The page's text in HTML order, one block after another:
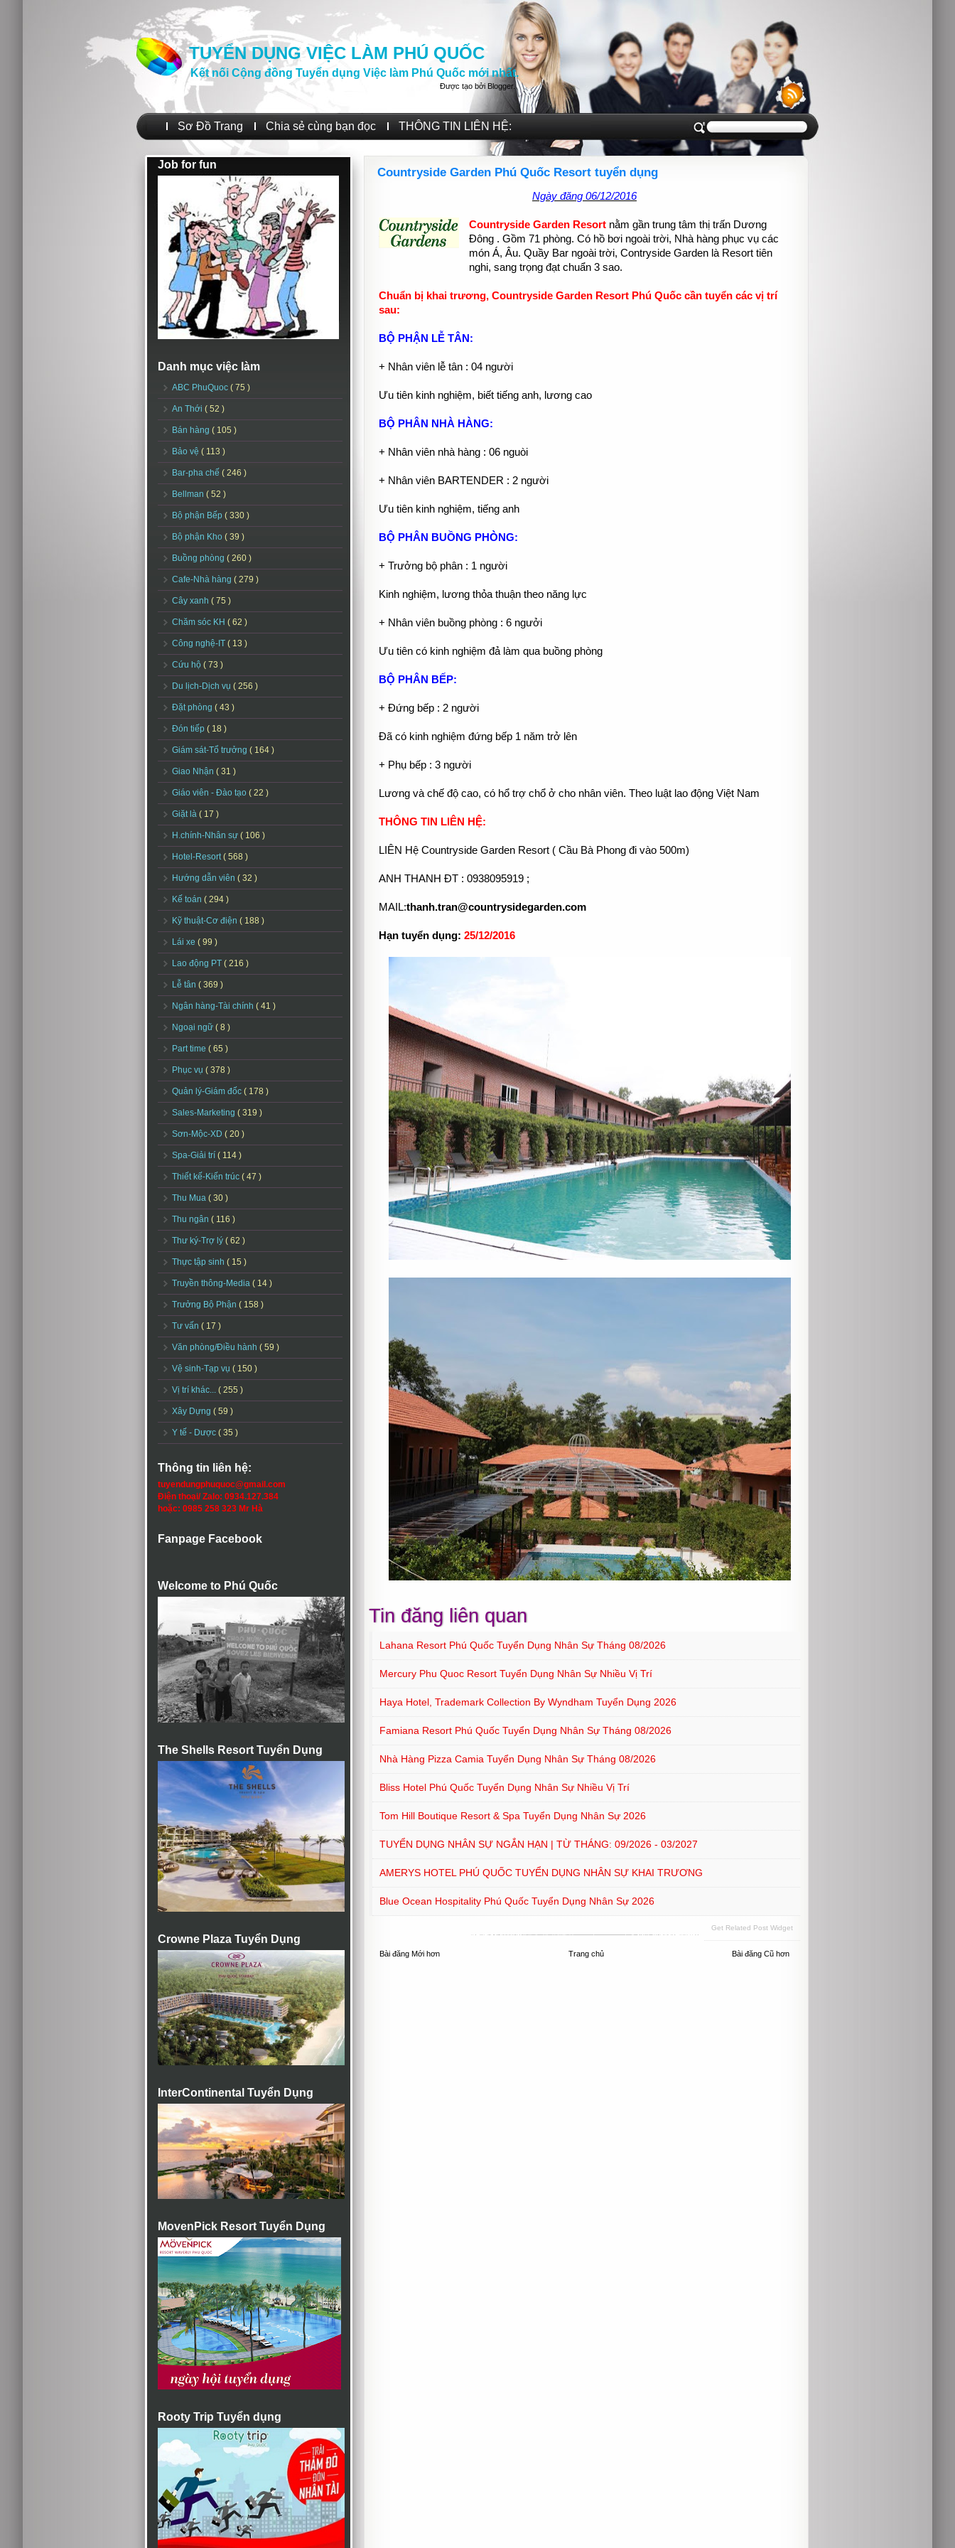
TUYỂN DỤNG VIỆC LÀM PHÚ QUỐC
Kết nối Cộng đồng Tuyển dụng Việc làm Phú Quốc mới nhất.
Được tạo bởi Blogger.
Sơ Đồ Trang Chia sẻ cùng bạn đọc THÔNG TIN LIÊN HỆ:
Job for fun
Danh mục việc làm
ABC PhuQuoc ( 75 )
An Thới ( 52 )
Bán hàng ( 105 )
Bảo vệ ( 113 )
Bar-pha chế ( 246 )
Bellman ( 52 )
Bộ phận Bếp ( 330 )
Bộ phận Kho ( 39 )
Buồng phòng ( 260 )
Cafe-Nhà hàng ( 279 )
Cây xanh ( 75 )
Chăm sóc KH ( 62 )
Công nghệ-IT ( 13 )
Cứu hộ ( 73 )
Du lịch-Dịch vụ ( 256 )
Đặt phòng ( 43 )
Đón tiếp ( 18 )
Giám sát-Tổ trưởng ( 164 )
Giao Nhận ( 31 )
Giáo viên - Đào tạo ( 22 )
Giặt là ( 17 )
H.chính-Nhân sự ( 106 )
Hotel-Resort( 568 )
Hướng dẫn viên ( 32 )
Kế toán ( 294 )
Kỹ thuật-Cơ điện ( 188 )
Lái xe ( 99 )
Lao động PT ( 216 )
Lễ tân ( 369 )
Ngân hàng-Tài chính ( 41 )
Ngoại ngữ ( 8 )
Part time ( 65 )
Phục vụ ( 378 )
Quản lý-Giám đốc ( 178 )
Sales-Marketing ( 319 )
Sơn-Mộc-XD ( 20 )
Spa-Giải trí ( 114 )
Thiết kế-Kiến trúc ( 47 )
Thu Mua ( 30 )
Thu ngân ( 116 )
Thư ký-Trợ lý ( 62 )
Thực tập sinh ( 15 )
Truyền thông-Media ( 14 )
Trưởng Bộ Phận ( 158 )
Tư vấn ( 17 )
Văn phòng/Điều hành ( 59 )
Vệ sinh-Tạp vụ ( 150 )
Vị trí khác... ( 255 )
Xây Dựng ( 59 )
Y tế - Dược ( 35 )
Thông tin liên hệ:
tuyendungphuquoc@gmail.com
Điện thoại/ Zalo: 0934.127.384
hoặc: 0985 258 323 Mr Hà
Fanpage Facebook
Welcome to Phú Quốc
The Shells Resort Tuyển Dụng
Crowne Plaza Tuyển Dụng
InterContinental Tuyển Dụng
MovenPick Resort Tuyển Dụng
Rooty Trip Tuyển dụng
Countryside Garden Phú Quốc Resort tuyển dụng
Ngày đăng 06/12/2016
Countryside Garden Resort nằm gần trung tâm thị trấn Dương
Đông . Gồm 71 phòng. Có hồ bơi ngoài trời, Nhà hàng phục vụ các
món Á, Âu. Quầy Bar ngoài trời, Contryside Garden là Resort tiên
nghi, sang trọng đạt chuẩn 3 sao.
Chuẩn bị khai trương, Countryside Garden Resort Phú Quốc cần tuyển các vị trí
sau:
BỘ PHẬN LỄ TÂN:
+ Nhân viên lễ tân : 04 người
Ưu tiên kinh nghiệm, biết tiếng anh, lương cao
BỘ PHÂN NHÀ HÀNG:
+ Nhân viên nhà hàng : 06 nguòi
+ Nhân viên BARTENDER : 2 người
Ưu tiên kinh nghiệm, tiếng anh
BỘ PHÂN BUỒNG PHÒNG:
+ Trưởng bộ phân : 1 người
Kinh nghiệm, lương thỏa thuận theo năng lực
+ Nhân viên buồng phòng : 6 ngưởi
Ưu tiên có kinh nghiệm đả làm qua buồng phòng
BỘ PHÂN BẾP:
+ Đứng bếp : 2 người
Đã có kinh nghiệm đứng bếp 1 năm trở lên
+ Phụ bếp : 3 người
Lương và chế độ cao, có hổ trợ chổ ở cho nhân viên. Theo luật lao động Việt Nam
THÔNG TIN LIÊN HỆ:
LIÊN Hệ Countryside Garden Resort ( Cầu Bà Phong đi vào 500m)
ANH THANH ĐT : 0938095919 ;
MAIL:thanh.tran@countrysidegarden.com
Hạn tuyển dụng: 25/12/2016
Tin đăng liên quan
Lahana Resort Phú Quốc Tuyển Dụng Nhân Sự Tháng 08/2026
Mercury Phu Quoc Resort Tuyển Dụng Nhân Sự Nhiều Vị Trí
Haya Hotel, Trademark Collection By Wyndham Tuyển Dụng 2026
Famiana Resort Phú Quốc Tuyển Dụng Nhân Sự Tháng 08/2026
Nhà Hàng Pizza Camia Tuyển Dụng Nhân Sự Tháng 08/2026
Bliss Hotel Phú Quốc Tuyển Dụng Nhân Sự Nhiều Vị Trí
Tom Hill Boutique Resort & Spa Tuyển Dụng Nhân Sự 2026
TUYỂN DỤNG NHÂN SỰ NGẮN HẠN | TỪ THÁNG: 09/2026 - 03/2027
AMERYS HOTEL PHÚ QUỐC TUYỂN DỤNG NHÂN SỰ KHAI TRƯƠNG
Blue Ocean Hospitality Phú Quốc Tuyển Dụng Nhân Sự 2026
Get Related Post Widget
Bài đăng Mới hơn Bài đăng Cũ hơn
Trang chủ